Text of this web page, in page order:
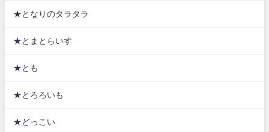
★となりのタラタラ
★とまとらいす
★とも
★とろろいも
★どっこい